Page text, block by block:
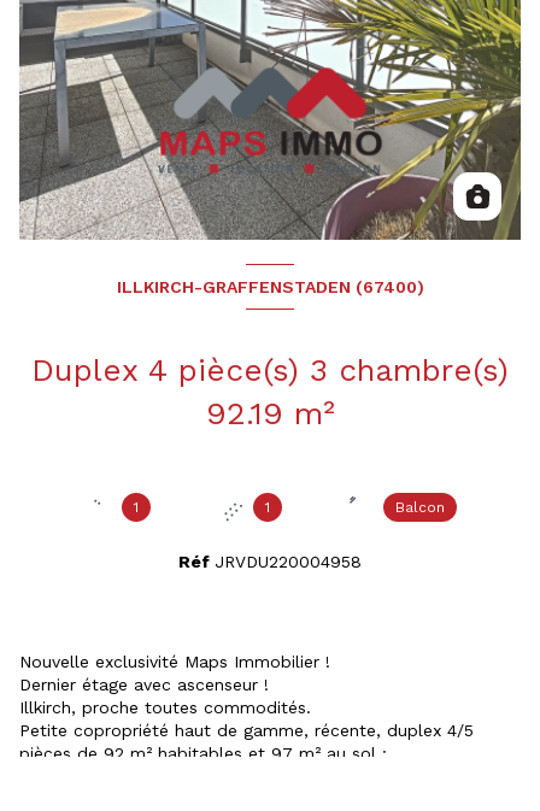
ILLKIRCH-GRAFFENSTADEN (67400)
Duplex 4 pièce(s) 3 chambre(s)
92.19 m²
1 1 Balcon
Réf JRVDU220004958
Nouvelle exclusivité Maps Immobilier !
Dernier étage avec ascenseur !
Illkirch, proche toutes commodités.
Petite copropriété haut de gamme, récente, duplex 4/5
pièces de 92 m² habitables et 97 m² au sol :